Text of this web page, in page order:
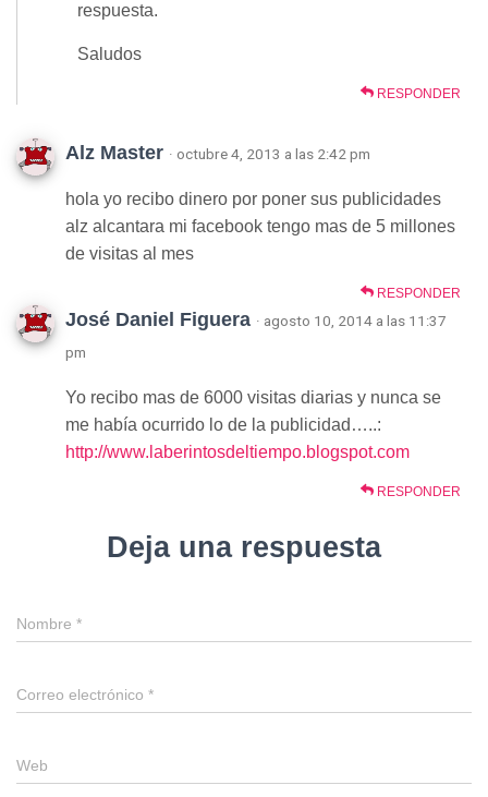
respuesta.
Saludos
RESPONDER
Alz Master · octubre 4, 2013 a las 2:42 pm
hola yo recibo dinero por poner sus publicidades
alz alcantara mi facebook tengo mas de 5 millones
de visitas al mes
RESPONDER
José Daniel Figuera · agosto 10, 2014 a las 11:37
pm
Yo recibo mas de 6000 visitas diarias y nunca se
me había ocurrido lo de la publicidad…..:
http://www.laberintosdeltiempo.blogspot.com
RESPONDER
Deja una respuesta
Nombre *
Correo electrónico *
Web